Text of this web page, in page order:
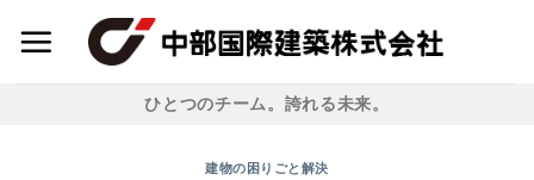
ひとつのチーム。誇れる未来。
建物の困りごと解決